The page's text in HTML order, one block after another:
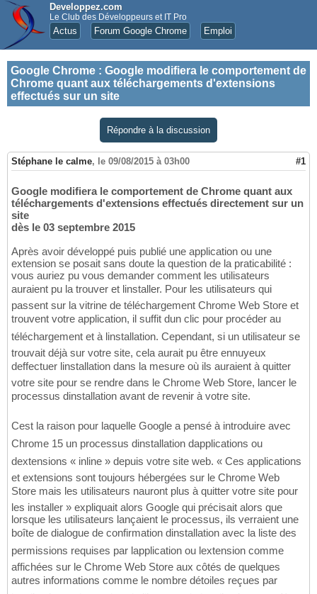
Developpez.com
Le Club des Développeurs et IT Pro
Actus Forum Google Chrome Emploi
Google Chrome : Google modifiera le comportement de
Chrome quant aux téléchargements d'extensions
effectués sur un site
Répondre à la discussion
Stéphane le calme, le 09/08/2015 à 03h00 #1
Google modifiera le comportement de Chrome quant aux
téléchargements d'extensions effectués directement sur un
site
dès le 03 septembre 2015
Après avoir développé puis publié une application ou une
extension se posait sans doute la question de la praticabilité :
vous auriez pu vous demander comment les utilisateurs
auraient pu la trouver et linstaller. Pour les utilisateurs qui
passent sur la vitrine de téléchargement Chrome Web Store et
trouvent votre application, il suffit dun clic pour procéder au
téléchargement et à linstallation. Cependant, si un utilisateur se
trouvait déjà sur votre site, cela aurait pu être ennuyeux
deffectuer linstallation dans la mesure où ils auraient à quitter
votre site pour se rendre dans le Chrome Web Store, lancer le
processus dinstallation avant de revenir à votre site.
Cest la raison pour laquelle Google a pensé à introduire avec
Chrome 15 un processus dinstallation dapplications ou
dextensions « inline » depuis votre site web. « Ces applications
et extensions sont toujours hébergées sur le Chrome Web
Store mais les utilisateurs nauront plus à quitter votre site pour
les installer » expliquait alors Google qui précisait alors que
lorsque les utilisateurs lançaient le processus, ils verraient une
boîte de dialogue de confirmation dinstallation avec la liste des
permissions requises par lapplication ou lextension comme
affichées sur le Chrome Web Store aux côtés de quelques
autres informations comme le nombre détoiles reçues par